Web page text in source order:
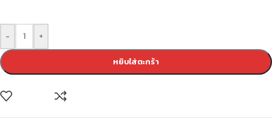
- +
หยิบใส่ตะกร้า